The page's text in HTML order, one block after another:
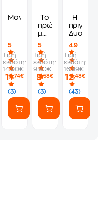
μυαλό σας
Μονόκεροι
5
(3)
Τιμή
εκδότη:
14.90€
11,74€
Το
πρώτο
μου
για
να
ψάχνω
και
να
βρίσκω
5
(3)
Τιμή
εκδότη:
9.90€
9,58€
Η
πριγκίπισσα
4.9
(43)
Τιμή
εκδότη:
16.99€
12,48€